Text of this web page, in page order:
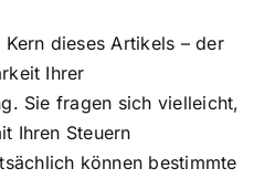
dieses Artikels – der
Ihrer
Sie fragen sich vielleicht,
Ihren Steuern
können bestimmte